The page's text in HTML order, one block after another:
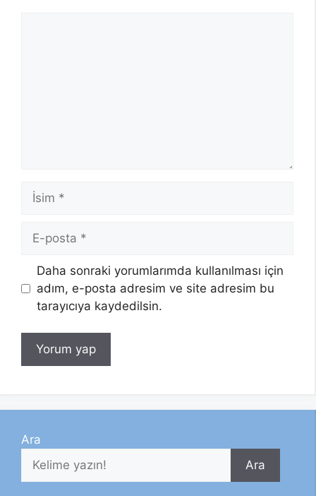
İsim
posta
Daha sonraki yorumlarımda kullanılması için
adım, e-posta adresim ve site adresim bu
tarayıcıya kaydedilsin.
Ara
Ara